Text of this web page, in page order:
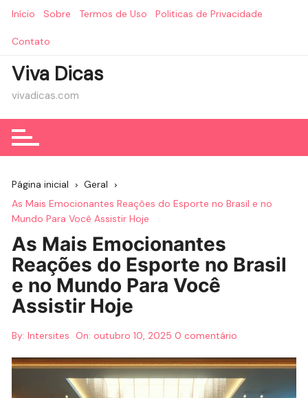
Início Sobre Termos de Uso Politicas de Privacidade
Contato
Viva Dicas
vivadicas.com
Página inicial
Geral
As Mais Emocionantes Reações do Esporte no Brasil e no
Mundo Para Você Assistir Hoje
As Mais Emocionantes
Reações do Esporte no Brasil
e no Mundo Para Você
Assistir Hoje
By: Intersites On:outubro 10, 2025 0 comentário